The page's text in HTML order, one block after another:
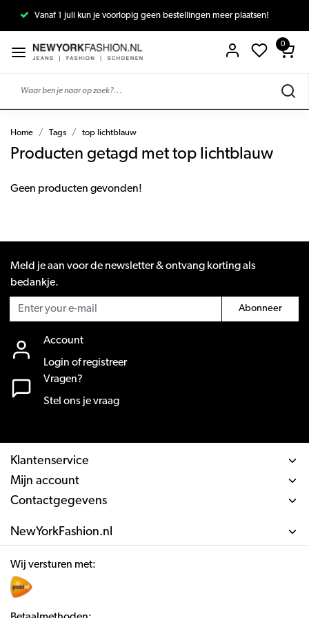
Vanaf 1 juli kun je voorlopig geen bestellingen meer plaatsen!
0
Home Tags top lichtblauw
Producten getagd met top lichtblauw
Geen producten gevonden!
Meld je aan voor de newsletter & ontvang korting als
bedankje.
Abonneer
Account
Login of registreer
Vragen?
Stel ons je vraag
Klantenservice
Mijn account
Contactgegevens
NewYorkFashion.nl
Wij versturen met: